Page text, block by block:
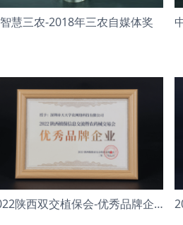
智慧三农-2018年三农自媒体奖
2022陕西双交植保会-优秀品牌企业